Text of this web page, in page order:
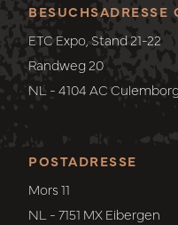
POSTADRESSE
Mors 11
NL - 7151 MX Eibergen
BESUCHSADRESSE
ETC Expo, Stand 21-22
Randweg 20
NL - 4104 AC